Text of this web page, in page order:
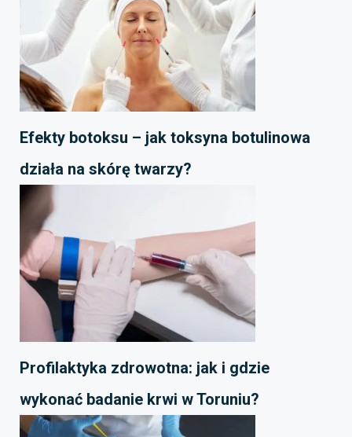
Efekty botoksu – jak toksyna botulinowa
działa na skórę twarzy?
Profilaktyka zdrowotna: jak i gdzie
wykonać badanie krwi w Toruniu?